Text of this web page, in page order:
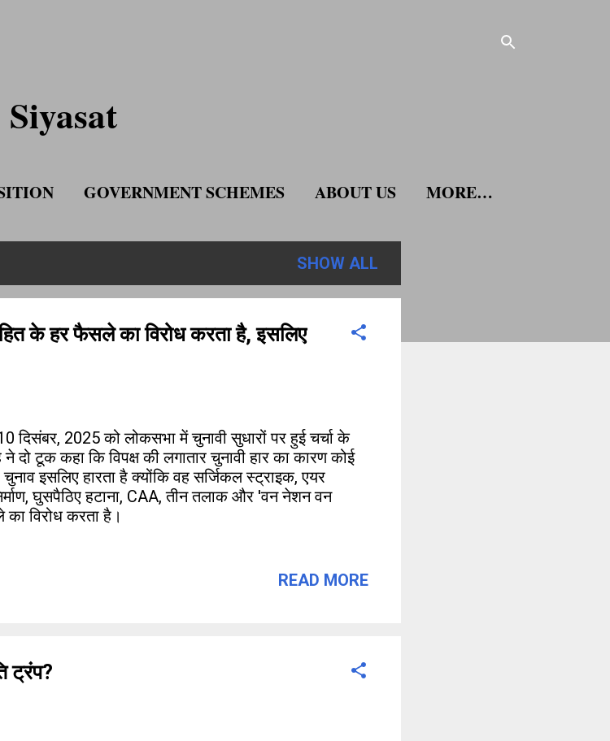
Siyasat
GOVERNMENT SCHEMES ABOUT US
MORE…
SHOW ALL
के हर फैसले का विरोध करता है, इसलिए
दिसंबर, 2025 को लोकसभा में चुनावी सुधारों पर हुई चर्चा के
ने दो टूक कहा कि विपक्ष की लगातार चुनावी हार का कारण कोई
इसलिए हारता है क्योंकि वह सर्जिकल स्ट्राइक, एयर
घुसपैठिए हटाना, CAA, तीन तलाक और 'वन नेशन वन
विरोध करता है।
READ MORE
ट्रंप?